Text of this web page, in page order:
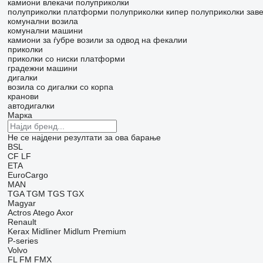
камиони влекачи полуприколки
полуприколки платформи полуприколки кипер полуприколки
комунални возила
комунални машини
камиони за ѓубре возили за одвод на фекалии
приколки
приколки со ниски платформи
градежни машини
дигалки
возила со дигалки со корпа
кранови
автодигалки
Марка
Не се најдени резултати за ова барање
BSL
CF LF
ETA
EuroCargo
MAN
TGA TGM TGS TGX
Magyar
Actros Atego Axor
Renault
Kerax Midliner Midlum Premium
P-series
Volvo
FL FM FMX